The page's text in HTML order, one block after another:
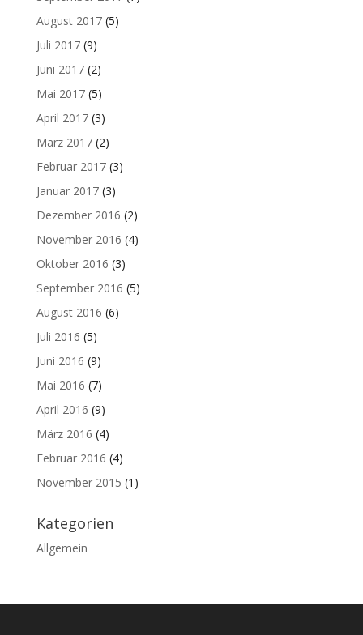
August 2017(5)
Juli 2017(9)
Juni 2017(2)
Mai 2017(5)
April 2017(3)
März 2017(2)
Februar 2017(3)
Januar 2017(3)
Dezember 2016 (2)
November 2016 (4)
Oktober 2016 (3)
September 2016 (5)
August 2016 (6)
Juli 2016 (5)
Juni 2016 (9)
Mai 2016 (7)
April 2016 (9)
März 2016 (4)
Februar 2016 (4)
November 2015 (1)
Kategorien
Allgemein